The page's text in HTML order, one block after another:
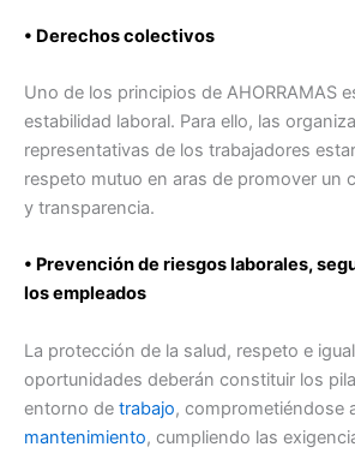
• Derechos colectivos
Uno de los principios de AHORRAMAS
estabilidad laboral. Para ello, las
representativas de los trabajadores
respeto mutuo en aras de promover un
y transparencia.
• Prevención de riesgos laborales,
los empleados
La protección de la salud, respeto e
oportunidades deberán constituir los
entorno de trabajo, comprometiéndose
mantenimiento, cumpliendo las